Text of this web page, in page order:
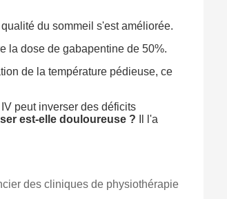
du sommeil s'est améliorée.
la dose de gabapentine de 50%.
de la température pédieuse, ce
peut inverser des déficits
est-elle douloureuse ? Il l'a
des cliniques de physiothérapie